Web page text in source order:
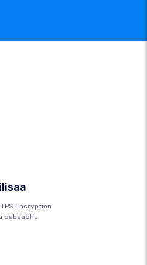
Encryption
qabaadhu